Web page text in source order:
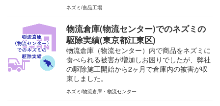
ネズミ 食品工場
物流倉庫(物流センター)でのネズミの
駆除実績(東京都江東区)
物流倉庫（物流センター）内で商品をネズミに
食べられる被害が増加しお困りでしたが、弊社
の駆除施工開始から2ヶ月で倉庫内の被害が収
束しました。
ネズミ 物流倉庫・物流センター